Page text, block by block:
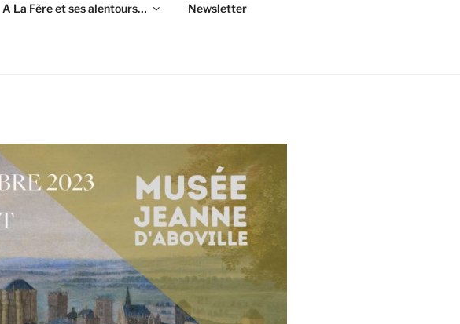
A La Fère et ses alentours… Newsletter